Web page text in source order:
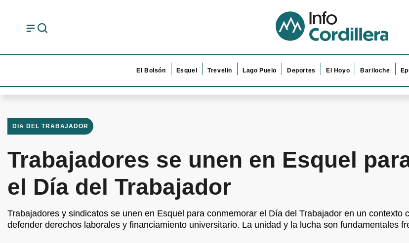
El Bolsón Esquel Trevelin Lago Puelo Deportes El Hoyo Bariloche
DIA DEL TRABAJADOR
Trabajadores se unen en Esquel
el Día del Trabajador
Trabajadores y sindicatos se unen en Esquel para conmemorar el Día del Trabajador en un contexto
defender derechos laborales y financiamiento universitario. La unidad y la lucha son fundamentales